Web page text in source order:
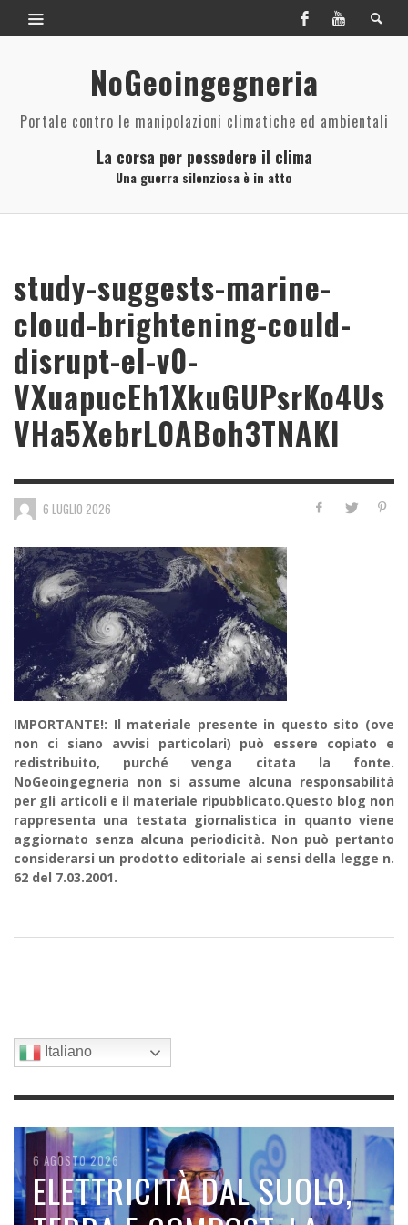
NoGeoingegneria
Portale contro le manipolazioni climatiche ed ambientali
La corsa per possedere il clima
Una guerra silenziosa è in atto
study-suggests-marine-
cloud-brightening-could-
disrupt-el-v0-
VXuapucEh1XkuGUPsrKo4Us
VHa5XebrL0ABoh3TNAKI
6 LUGLIO 2026
IMPORTANTE!: Il materiale presente in questo sito (ove
non ci siano avvisi particolari) può essere copiato e
redistribuito, purché venga citata la fonte.
NoGeoingegneria non si assume alcuna responsabilità
per gli articoli e il materiale ripubblicato.Questo blog non
rappresenta una testata giornalistica in quanto viene
aggiornato senza alcuna periodicità. Non può pertanto
considerarsi un prodotto editoriale ai sensi della legge n.
62 del 7.03.2001.
Italiano
6 AGOSTO 2026
IL CALDO RECORD FA
6 AGOSTO 2026
ELETTRICITÀ DAL SUOLO,
5 AGOSTO 2026
LA SVOLTA CINESE NELLE
5 AGOSTO 2026
PFAS: UN METODO NUOVO
4 AGOSTO 2026
NON UNA TEORIA DEL